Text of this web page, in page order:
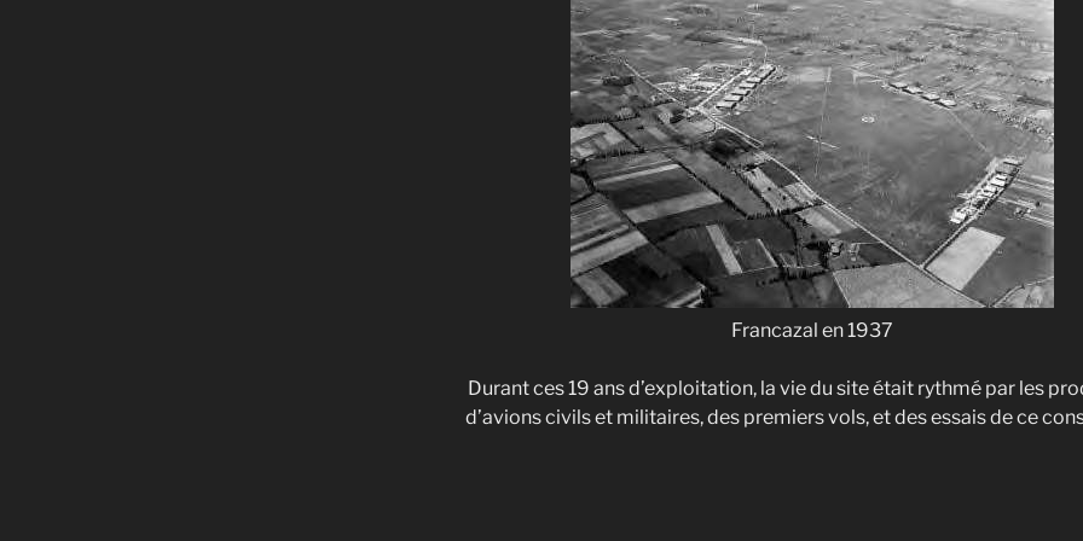
Francazal en 1937
Durant ces 19 ans d’exploitation, la vie du site était rythmé par les
d’avions civils et militaires, des premiers vols, et des essais de ce